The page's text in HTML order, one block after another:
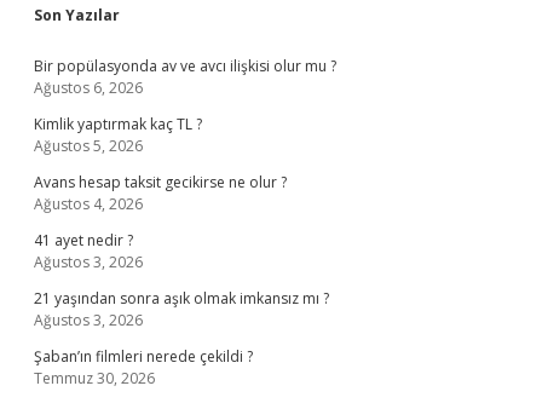
Sidebar
Son Yazılar
Bir popülasyonda av ve avcı ilişkisi olur mu ?
Ağustos 6, 2026
Kimlik yaptırmak kaç TL ?
Ağustos 5, 2026
Avans hesap taksit gecikirse ne olur ?
Ağustos 4, 2026
41 ayet nedir ?
Ağustos 3, 2026
21 yaşından sonra aşık olmak imkansız mı ?
Ağustos 3, 2026
Şaban’ın filmleri nerede çekildi ?
Temmuz 30, 2026